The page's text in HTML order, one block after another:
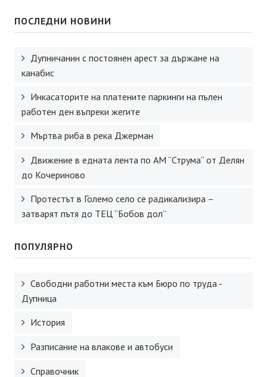
ПОСЛЕДНИ НОВИНИ
Дупничанин с постоянен арест за държане на
канабис
Инкасаторите на платените паркинги на пълен
работен ден въпреки жегите
Мъртва риба в река Джерман
Движение в едната лента по АМ “Струма” от Делян
до Кочериново
Протестът в Големо село се радикализира –
затварят пътя до ТЕЦ “Бобов дол”
ПОПУЛЯРНО
Свободни работни места към Бюро по труда -
Дупница
История
Разписание на влакове и автобуси
Справочник